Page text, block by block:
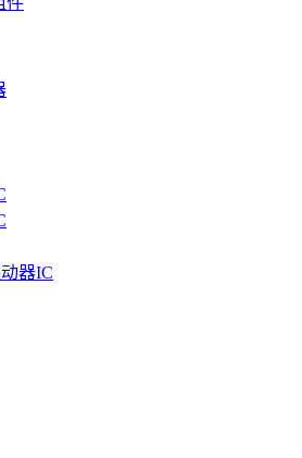
器IC